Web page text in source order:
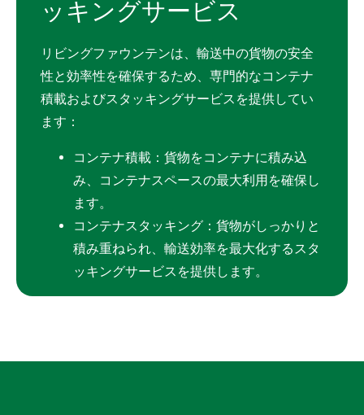
ッキングサービス
リビングファウンテンは、輸送中の貨物の安全
性と効率性を確保するため、専門的なコンテナ
積載およびスタッキングサービスを提供してい
ます：
コンテナ積載：貨物をコンテナに積み込
み、コンテナスペースの最大利用を確保し
ます。
コンテナスタッキング：貨物がしっかりと
積み重ねられ、輸送効率を最大化するスタ
ッキングサービスを提供します。